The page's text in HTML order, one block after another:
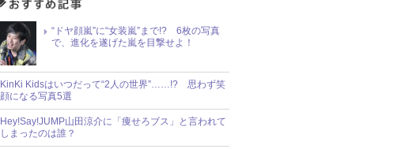
“ドヤ顔嵐”に“女装嵐”まで!? 6枚の写真
で、進化を遂げた嵐を目撃せよ！
KinKi Kidsはいつだって“2人の世界”……!? 思わず笑
顔になる写真5選
Hey!Say!JUMP山田涼介に「痩せろブス」と言われて
しまったのは誰？